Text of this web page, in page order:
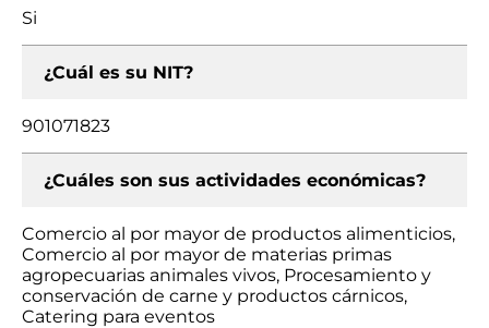
Si
¿Cuál es su NIT?
901071823
¿Cuáles son sus actividades económicas?
Comercio al por mayor de productos alimenticios,
Comercio al por mayor de materias primas
agropecuarias animales vivos, Procesamiento y
conservación de carne y productos cárnicos,
Catering para eventos